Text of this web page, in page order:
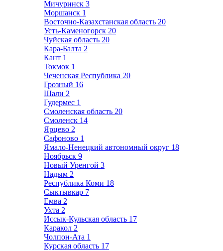
Мичуринск 3
Моршанск 1
Восточно-Казахстанская область 20
Усть-Каменогорск 20
Чуйская область 20
Кара-Балта 2
Кант 1
Токмок 1
Чеченская Республика 20
Грозный 16
Шали 2
Гудермес 1
Смоленская область 20
Смоленск 14
Ярцево 2
Сафоново 1
Ямало-Ненецкий автономный округ 18
Ноябрьск 9
Новый Уренгой 3
Надым 2
Республика Коми 18
Сыктывкар 7
Емва 2
Ухта 2
Иссык-Кульская область 17
Каракол 2
Чолпон-Ата 1
Курская область 17